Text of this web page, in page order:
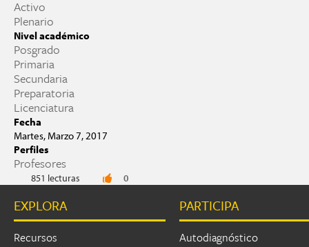
Activo
Plenario
Nivel académico
Posgrado
Primaria
Secundaria
Preparatoria
Licenciatura
Fecha
Martes, Marzo 7, 2017
Perfiles
Profesores
851 lecturas 0
EXPLORA
Recursos
PARTICIPA
Autodiagnóstico